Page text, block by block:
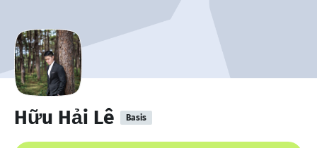
Hữu Hải Lê Basis